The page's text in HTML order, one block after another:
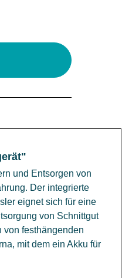
und Entsorgen von
Der integrierte
eignet sich für eine
von Schnittgut
von festhängenden
mit dem ein Akku für